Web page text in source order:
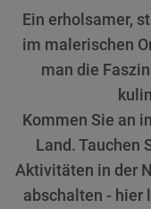
Ein erholsamer,
im malerischen
man die
Kommen Sie an
Land. Tauchen
Aktivitäten in der
abschalten - hier